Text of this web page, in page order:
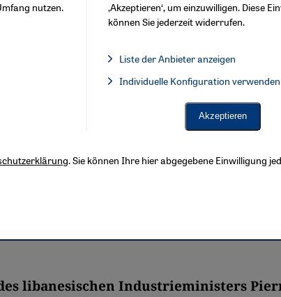
libanesischen Industrieministers
nutzen.
‚Akzeptieren‘, um einzuwilligen. Diese
können Sie jederzeit widerrufen.
Liste der Anbieter anzeigen
Facebook Embed / Facebook Connect,
Individuelle Konfiguration verwenden
Akzeptieren
. Sie können Ihre hier abgegebene Einwilligung